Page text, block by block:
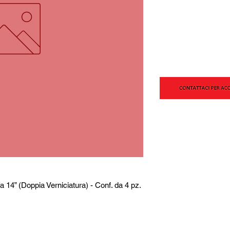
(Doppia Verniciatura) - Conf. da 4 pz.